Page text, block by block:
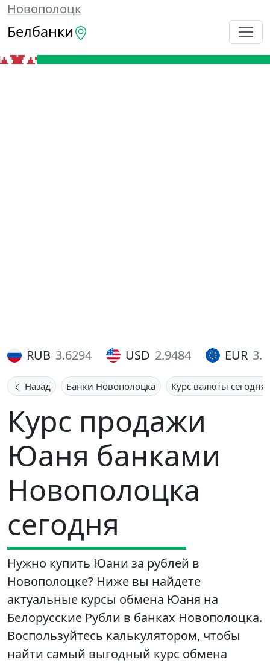
Новополоцк
Белбанки
RUB 3.6294 USD 2.9484 EUR
Назад Банки Новополоцка Курс валюты сегодня
Курс продажи
Юаня банками
Новополоцка
сегодня
Нужно купить Юани за рублей в
Новополоцке? Ниже вы найдете
актуальные курсы обмена Юаня на
Белорусские Рубли в банках Новополоцка.
Воспользуйтесь калькулятором, чтобы
найти самый выгодный курс обмена